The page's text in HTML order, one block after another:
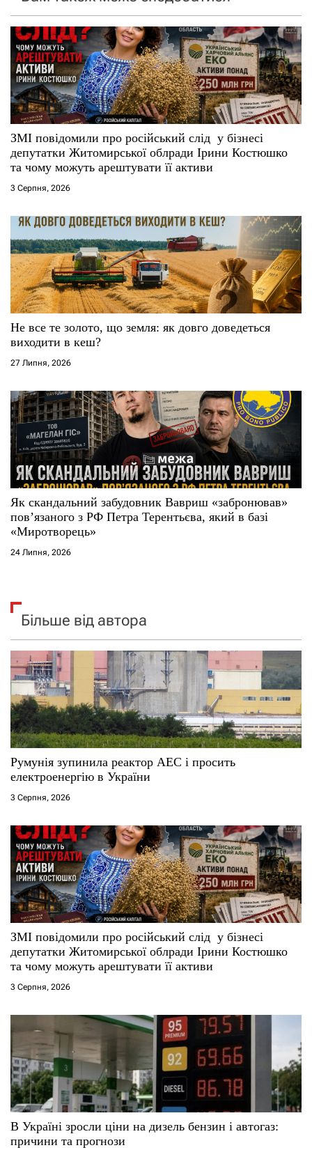
з
а
п
и
с
і
ЗМІ повідомили про російський слід у бізнесі
депутатки Житомирської облради Ірини Костюшко
та чому можуть арештувати її активи
3 Серпня, 2026
Не все те золото, що земля: як довго доведеться
виходити в кеш?
27 Липня, 2026
Як скандальний забудовник Вавриш «забронював»
повʼязаного з РФ Петра Терентьєва, який в базі
«Миротворець»
24 Липня, 2026
Більше від автора
Румунія зупинила реактор АЕС і просить
електроенергію в України
3 Серпня, 2026
ЗМІ повідомили про російський слід у бізнесі
депутатки Житомирської облради Ірини Костюшко
та чому можуть арештувати її активи
3 Серпня, 2026
В Україні зросли ціни на дизель бензин і автогаз:
причини та прогнози